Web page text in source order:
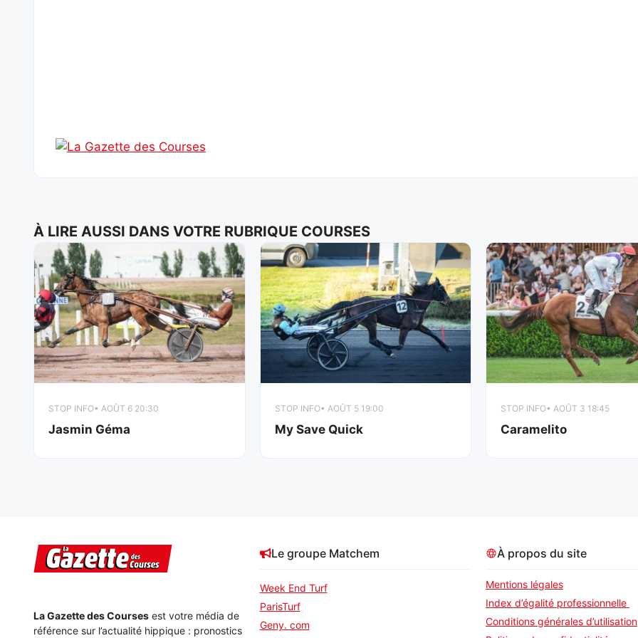
À LIRE AUSSI DANS VOTRE RUBRIQUE COURSES
STOP INFO• AOÛT 6 20:30
Jasmin Géma
STOP INFO• AOÛT 5 19:00
My Save Quick
STOP INFO• AOÛT 3 18:45
Caramelito
La Gazette des Courses est votre média de
référence sur l’actualité hippique : pronostics
Le groupe Matchem
Week End Turf
ParisTurf
Geny. com
À propos du site
Mentions légales
Index d’égalité professionnelle
Conditions générales d’utilisation